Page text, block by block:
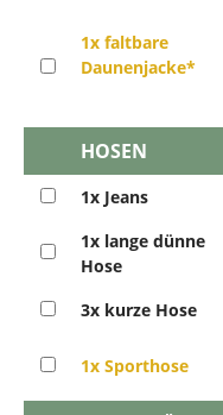
1x faltbare
Daunenjacke*
HOSEN
1x Jeans
1x lange dünne
Hose
3x kurze Hose
1x Sporthose